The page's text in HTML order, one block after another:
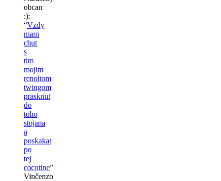
obcan
:):
“Vzdy
mam
chut
s
tim
mojim
renoltom
twingom
prasknut
do
toho
stojana
a
poskakat
po
tej
cocotine”
Vinčenzo